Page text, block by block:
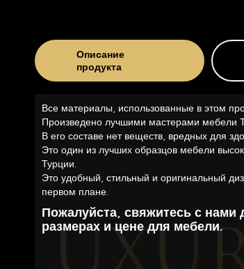
Описание
продукта
Все материалы, использованные в этом
Произведено лучшими мастерами мебели
В его составе нет веществ, вредных для
Это один из лучших образцов мебели
Турции.
Это удобный, стильный и оригинальный
первом плане.
Пожалуйста, свяжитесь с
размерах и цене для мебели.